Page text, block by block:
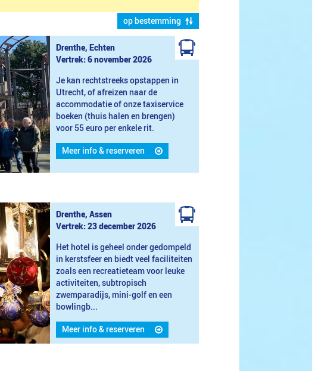
op bestemming
Drenthe, Echten
Vertrek: 6 november 2026
Je kan rechtstreeks opstappen in
Utrecht, of afreizen naar de
accommodatie of onze taxiservice
boeken (thuis halen en brengen)
voor 55 euro per enkele rit.
Meer info & reserveren
Drenthe, Assen
Vertrek: 23 december 2026
Het hotel is geheel onder gedompeld
in kerstsfeer en biedt veel faciliteiten
zoals een recreatieteam voor leuke
activiteiten, subtropisch
zwemparadijs, mini-golf en een
bowlingb...
Meer info & reserveren